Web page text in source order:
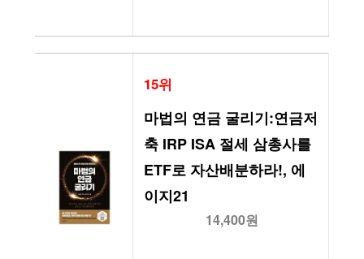
15위
마법의 연금 굴리기:연금저
축 IRP ISA 절세 삼총사를
ETF로 자산배분하라!, 에
이지21
14,400원